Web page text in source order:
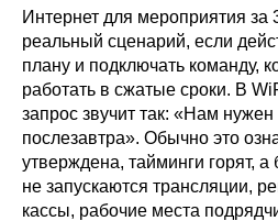
Интернет для мероприятия
реальный сценарий, если
плану и подключать команду,
работать в сжатые сроки. В
запрос звучит так: «Нам
послезавтра». Обычно это
утверждена, тайминги горят, а
не запускаются трансляции,
кассы, рабочие места